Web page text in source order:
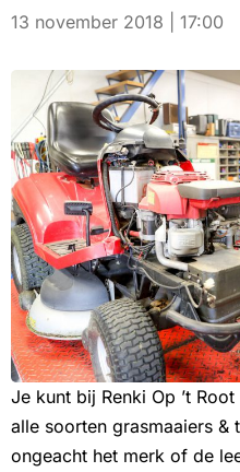
13 november 2018 | 17:00
Je kunt bij Renki Op ’t
alle soorten grasmaaiers &
ongeacht het merk of de